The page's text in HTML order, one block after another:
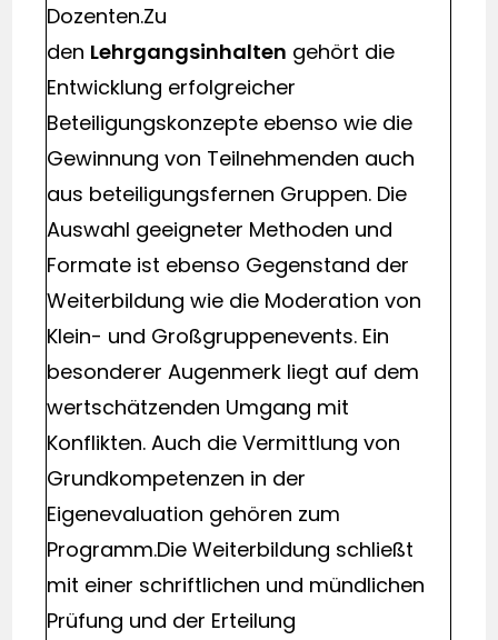
Dozenten.Zu
den Lehrgangsinhalten gehört die
Entwicklung erfolgreicher
Beteiligungskonzepte ebenso wie die
Gewinnung von Teilnehmenden auch
aus beteiligungsfernen Gruppen. Die
Auswahl geeigneter Methoden und
Formate ist ebenso Gegenstand der
Weiterbildung wie die Moderation von
Klein- und Großgruppenevents. Ein
besonderer Augenmerk liegt auf dem
wertschätzenden Umgang mit
Konflikten. Auch die Vermittlung von
Grundkompetenzen in der
Eigenevaluation gehören zum
Programm.Die Weiterbildung schließt
mit einer schriftlichen und mündlichen
Prüfung und der Erteilung